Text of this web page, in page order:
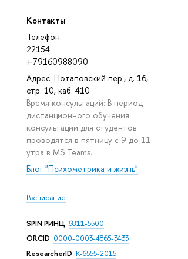
Контакты
Телефон:
22154
+79160988090
Адрес: Потаповский пер., д. 16,
стр. 10, каб. 410
Время консультаций: В период
дистанционного обучения
консультации для студентов
проводятся в пятницу с 9 до 11
утра в MS Teams.
Блог "Психометрика и жизнь"
Расписание
SPIN РИНЦ: 6811-5500
ORCID: 0000-0003-4865-3433
ResearcherID: K-6555-2015